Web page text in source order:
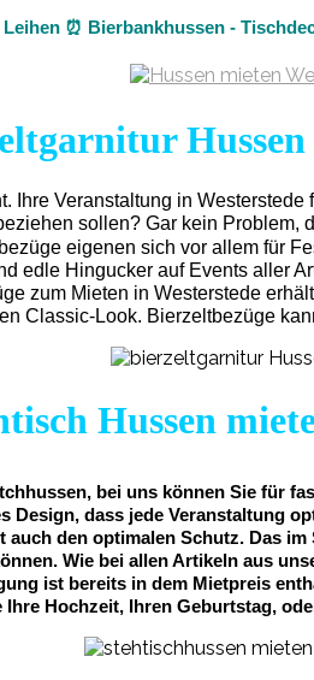
⏰ Bierbankhussen -
Hussen
Ihre Veranstaltung in
sollen? Gar kein Problem,
eigenen sich vor allem für
edle Hingucker auf Events aller
zum Mieten in Westerstede
Classic-Look. Bierzeltbezüge
Hussen
bei uns können Sie für
Design, dass jede Veranstaltung
den optimalen Schutz. Das
Wie bei allen Artikeln aus
ist bereits in dem Mietpreis
Ihre Hochzeit, Ihren Geburtstag,